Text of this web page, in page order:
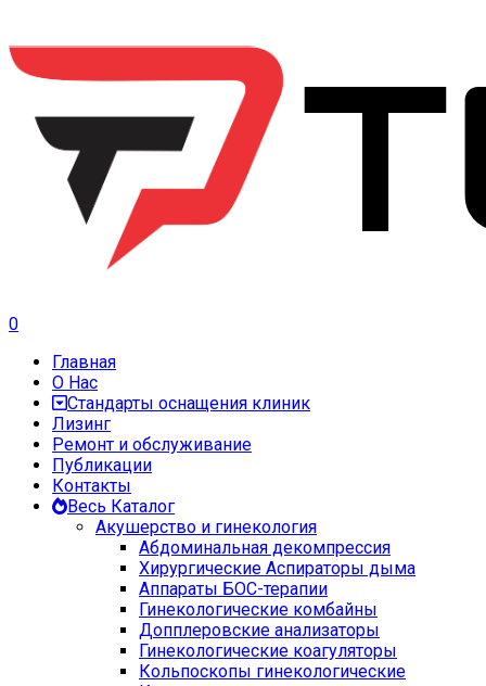
0
Главная
О Нас
Стандарты оснащения клиник
Лизинг
Ремонт и обслуживание
Публикации
Контакты
Весь Каталог
Акушерство и гинекология
Абдоминальная декомпрессия
Хирургические Аспираторы дыма
Аппараты БОС-терапии
Гинекологические комбайны
Допплеровские анализаторы
Гинекологические коагуляторы
Кольпоскопы гинекологические